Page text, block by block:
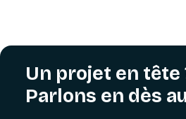
Un projet en tête
Parlons en dès